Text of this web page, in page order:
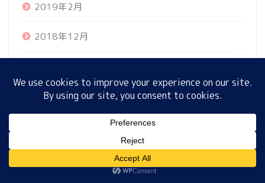
2019年2月
2018年12月
2018年9月
プロフィール サイトマップ